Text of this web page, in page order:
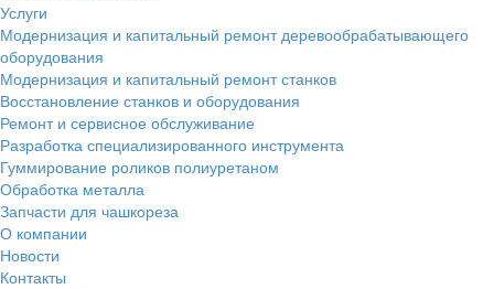
Услуги
Модернизация и капитальный ремонт деревообрабатывающего
оборудования
Модернизация и капитальный ремонт станков
Восстановление станков и оборудования
Ремонт и сервисное обслуживание
Разработка специализированного инструмента
Гуммирование роликов полиуретаном
Обработка металла
Запчасти для чашкореза
О компании
Новости
Контакты